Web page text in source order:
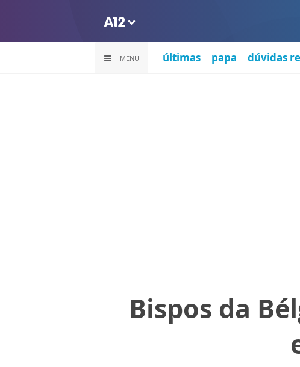
MENU últimas papa dúvidas
Bispos da